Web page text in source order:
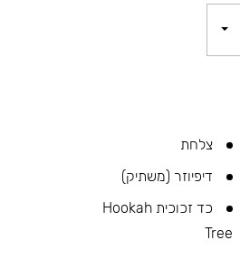
צלחת
דיפיוזר (משתיק)
כד זכוכית Hookah
Tree